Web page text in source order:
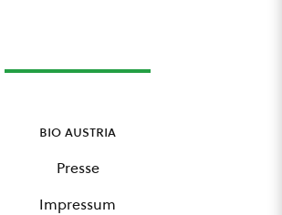
bio austria
Presse
Impressum